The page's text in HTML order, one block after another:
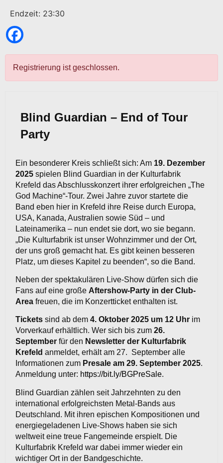
Endzeit: 23:30
Registrierung ist geschlossen.
Blind Guardian – End of Tour
Party
Ein besonderer Kreis schließt sich: Am 19. Dezember
2025 spielen Blind Guardian in der Kulturfabrik
Krefeld das Abschlusskonzert ihrer erfolgreichen „The
God Machine“-Tour. Zwei Jahre zuvor startete die
Band eben hier in Krefeld ihre Reise durch Europa,
USA, Kanada, Australien sowie Süd – und
Lateinamerika – nun endet sie dort, wo sie begann.
„Die Kulturfabrik ist unser Wohnzimmer und der Ort,
der uns groß gemacht hat. Es gibt keinen besseren
Platz, um dieses Kapitel zu beenden“, so die Band.
Neben der spektakulären Live-Show dürfen sich die
Fans auf eine große Aftershow-Party in der Club-
Area freuen, die im Konzertticket enthalten ist.
Tickets sind ab dem 4. Oktober 2025 um 12 Uhr im
Vorverkauf erhältlich. Wer sich bis zum 26.
September für den Newsletter der Kulturfabrik
Krefeld anmeldet, erhält am 27. September alle
Informationen zum Presale am 29. September 2025.
Anmeldung unter: https://bit.ly/BGPreSale.
Blind Guardian zählen seit Jahrzehnten zu den
international erfolgreichsten Metal-Bands aus
Deutschland. Mit ihren epischen Kompositionen und
energiegeladenen Live-Shows haben sie sich
weltweit eine treue Fangemeinde erspielt. Die
Kulturfabrik Krefeld war dabei immer wieder ein
wichtiger Ort in der Bandgeschichte.